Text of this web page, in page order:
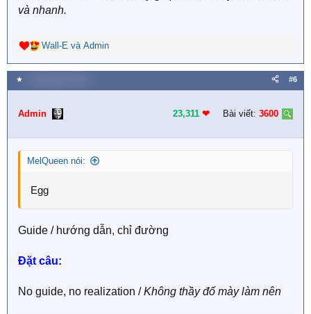
và nhanh.
R
e
a
c
i
n
s
Wall-E và Admin
★ #6
Admin 23,311 ❤︎ Bài viết: 3600
MelQueen nói:
Egg
Guide / hướng dẫn, chỉ đường
Đặt câu:
No guide, no realization /Không thầy đố mày làm nên